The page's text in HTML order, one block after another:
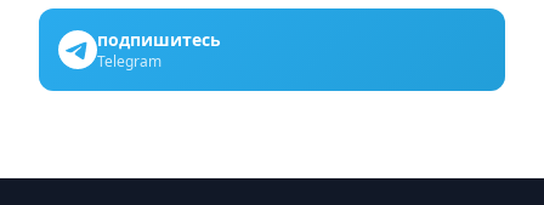
подпишитесь
Telegram